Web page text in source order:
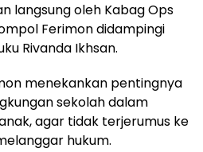
langsung oleh Kabag Ops
Ferimon didampingi
Rivanda Ikhsan.
menekankan pentingnya
sekolah dalam
agar tidak terjerumus ke
hukum.